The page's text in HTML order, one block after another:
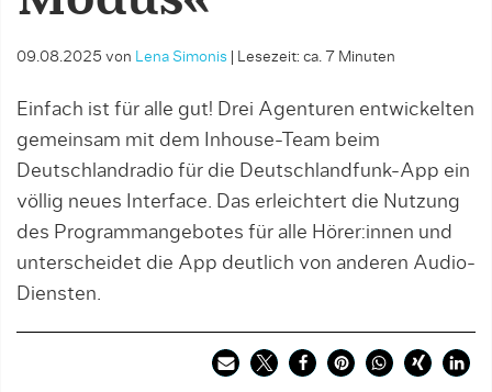
09.08.2025 von Lena Simonis Lesezeit: ca. 7 Minuten
Einfach ist für alle gut! Drei Agenturen entwickelten
gemeinsam mit dem Inhouse-Team beim
Deutschlandradio für die Deutschlandfunk-App ein
völlig neues Interface. Das erleichtert die Nutzung
des Programmangebotes für alle Hörer:innen und
unterscheidet die App deutlich von anderen Audio-
Diensten.